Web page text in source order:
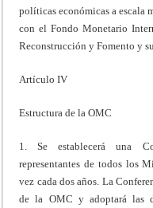
políticas económicas a escala
con el Fondo Monetario
Reconstrucción y Fomento y
Artículo IV
Estructura de la OMC
1. Se establecerá una
representantes de todos los
vez cada dos años. La
de la OMC y adoptará las